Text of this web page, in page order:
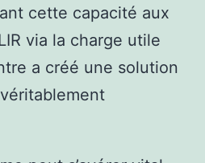
cette capacité aux
via la charge utile
a créé une solution